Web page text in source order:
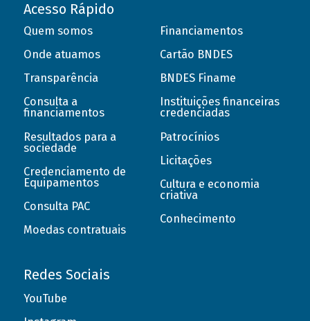
Acesso Rápido
Quem somos
Onde atuamos
Transparência
Consulta a
financiamentos
Resultados para a
sociedade
Credenciamento de
Equipamentos
Consulta PAC
Moedas contratuais
Financiamentos
Cartão BNDES
BNDES Finame
Instituições financeiras
credenciadas
Patrocínios
Licitações
Cultura e economia
criativa
Conhecimento
Redes Sociais
YouTube